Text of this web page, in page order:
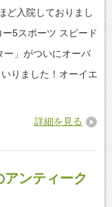
ど入院しておりまし
5スポーツ スピード
ー」がついにオーバ
りました！オーイエ
詳細を見る
ンティーク